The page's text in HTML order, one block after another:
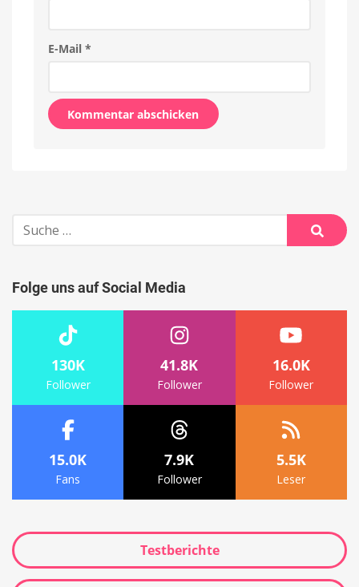
E-Mail *
Suche
nach:
Suche
Folge uns auf Social Media
130K
Follower
41.8K
Follower
16.0K
Follower
15.0K
Fans
7.9K
Follower
5.5K
Leser
Testberichte